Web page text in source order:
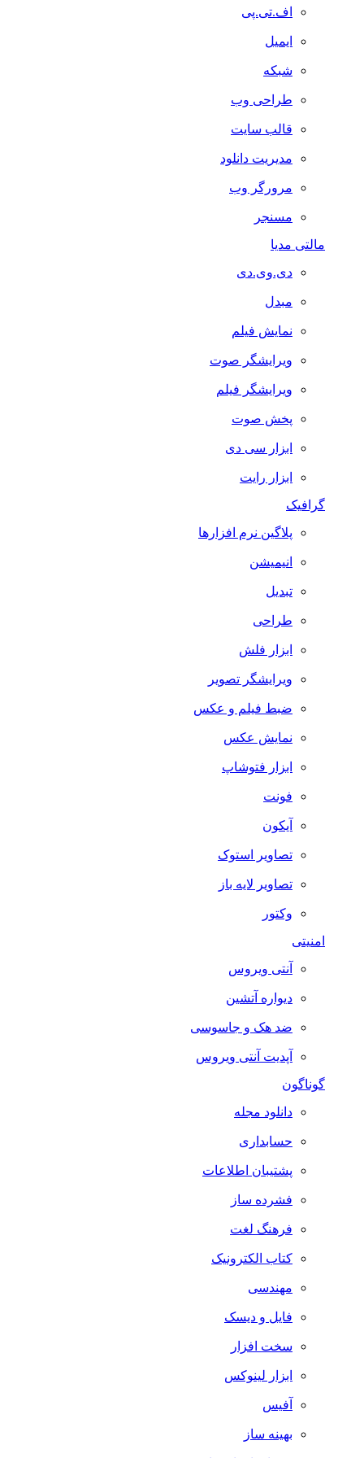
اف.تی.پی
ایمیل
شبکه
طراحی وب
قالب سایت
مدیریت دانلود
مرورگر وب
مسنجر
مالتی مدیا
دی.وی.دی
مبدل
نمایش فیلم
ویرایشگر صوت
ویرایشگر فیلم
پخش صوت
ابزار سی دی
ابزار رایت
گرافیک
پلاگین نرم افزارها
انیمیشن
تبدیل
طراحی
ابزار فلش
ویرایشگر تصویر
ضبط فيلم و عكس
نمایش عکس
ابزار فتوشاپ
فونت
آیکون
تصاویر استوک
تصاویر لایه باز
وکتور
آنتی ویروس
دیواره آتشین
ضد هک و جاسوسی
آپدیت آنتی ویروس
گوناگون
دانلود مجله
حسابداری
پشتیبان اطلاعات
فشرده ساز
فرهنگ لغت
کتاب الکترونیک
مهندسی
فایل و دیسک
سخت افزار
ابزار لینوکس
آفیس
بهینه ساز